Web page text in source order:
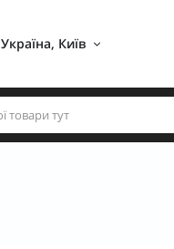
Україна, Київ